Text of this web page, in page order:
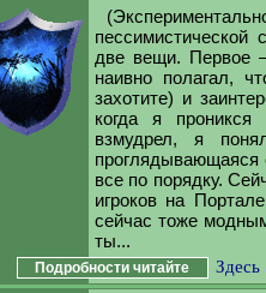
пессимистической
две вещи. Первое
наивно полагал,
захотите) и
когда я
взмудрел, я
проглядывающаяся
все по порядку.
игроков на
сейчас тоже
ты...
Подробности читайте Здесь